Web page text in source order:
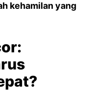
kehamilan yang